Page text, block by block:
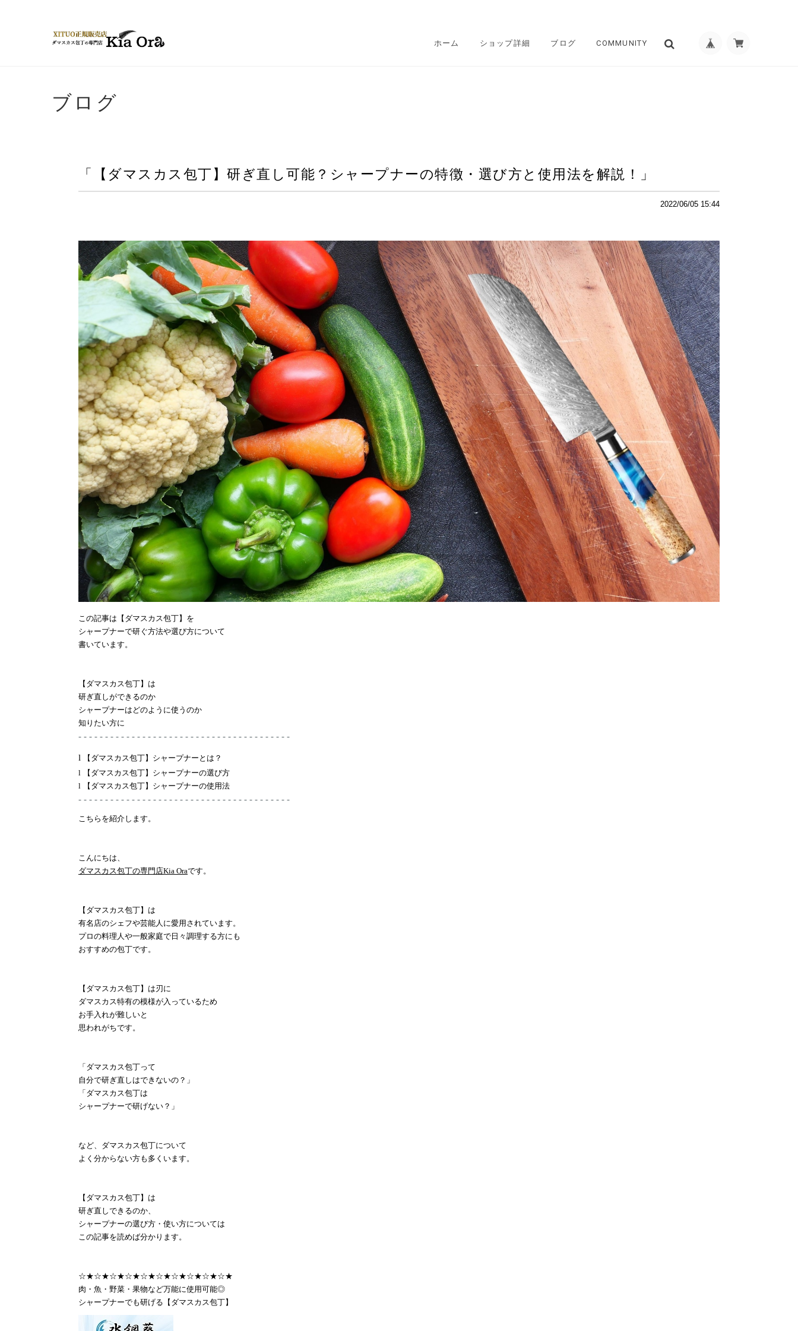
ホーム ショップ詳細 ブログ COMMUNITY
ブログ
「【ダマスカス包丁】研ぎ直し可能？シャープナーの特徴・選び方と使用法を解説！」
2022/06/05 15:44
この記事は【ダマスカス包丁】を
シャープナーで研ぐ方法や選び方について
書いています。
【ダマスカス包丁】は
研ぎ直しができるのか
シャープナーはどのように使うのか
知りたい方に
- - - - - - - - - - - - - - - - - - - - - - - - - - - - - - - - - - - - - - - -
l
【ダマスカス包丁】シャープナーとは？
l
【ダマスカス包丁】シャープナーの選び方
l
【ダマスカス包丁】シャープナーの使用法
- - - - - - - - - - - - - - - - - - - - - - - - - - - - - - - - - - - - - - - -
こちらを紹介します。
こんにちは、
ダマスカス包丁の専門店Kia Oraです。
【ダマスカス包丁】は
有名店のシェフや芸能人に愛用されています。
プロの料理人や一般家庭で日々調理する方にも
おすすめの包丁です。
【ダマスカス包丁】は刃に
ダマスカス特有の模様が入っているため
お手入れが難しいと
思われがちです。
「ダマスカス包丁って
自分で研ぎ直しはできないの？」
「ダマスカス包丁は
シャープナーで研げない？」
など、ダマスカス包丁について
よく分からない方も多くいます。
【ダマスカス包丁】は
研ぎ直しできるのか、
シャープナーの選び方・使い方については
この記事を読めば分かります。
☆★☆★☆★☆★☆★☆★☆★☆★☆★☆★
肉・魚・野菜・果物など万能に使用可能◎
シャープナーでも研げる【ダマスカス包丁】